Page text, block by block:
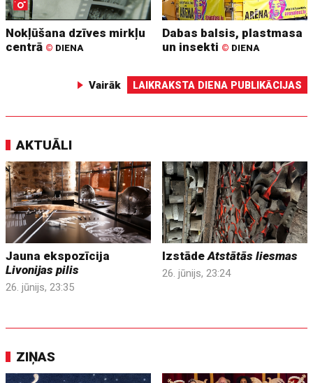
Nokļūšana dzīves mirkļu
centrā © DIENA
Dabas balsis, plastmasa
un insekti © DIENA
Vairāk LAIKRAKSTA DIENA PUBLIKĀCIJAS
AKTUĀLI
Jauna ekspozīcija
Livonijas pilis
26. jūnijs, 23:35
IzstādeAtstātās liesmas
26. jūnijs, 23:24
ZIŅAS